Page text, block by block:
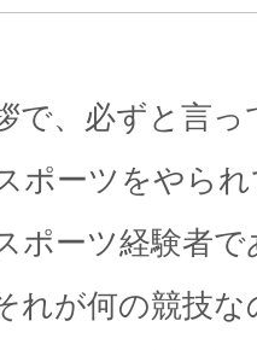
で、必ずと言
ポーツをやら
ポーツ経験者
れが何の競技